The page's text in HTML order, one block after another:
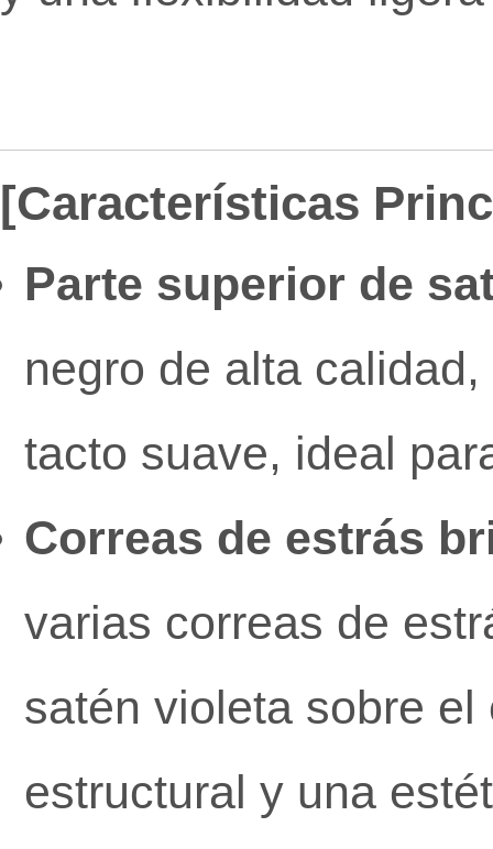
[Características
Parte superior de
negro de alta
tacto suave, ideal
Correas de estrás
varias correas de
satén violeta sobre
estructural y una